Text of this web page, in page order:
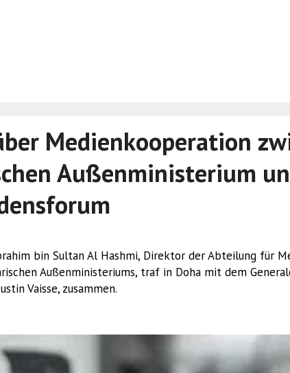
Medienkooperation
Außenministerium
bin Sultan Al Hashmi, Direktor der Abteilung für
Außenministeriums, traf in Doha mit dem
Vaisse, zusammen.